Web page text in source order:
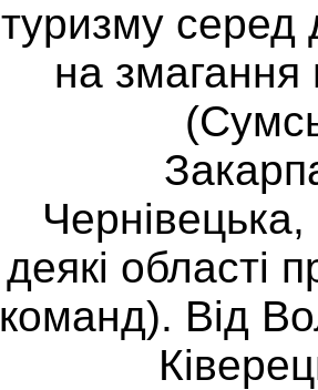
туризму серед
на
деякі області
команд). Від